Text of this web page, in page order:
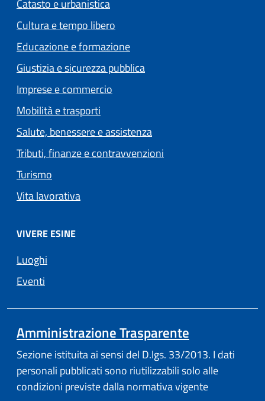
Catasto e urbanistica
Cultura e tempo libero
Educazione e formazione
Giustizia e sicurezza pubblica
Imprese e commercio
Mobilità e trasporti
Salute, benessere e assistenza
Tributi, finanze e contravvenzioni
Turismo
Vita lavorativa
VIVERE ESINE
Luoghi
Eventi
Amministrazione Trasparente
Sezione istituita ai sensi del D.lgs. 33/2013. I dati
personali pubblicati sono riutilizzabili solo alle
condizioni previste dalla normativa vigente